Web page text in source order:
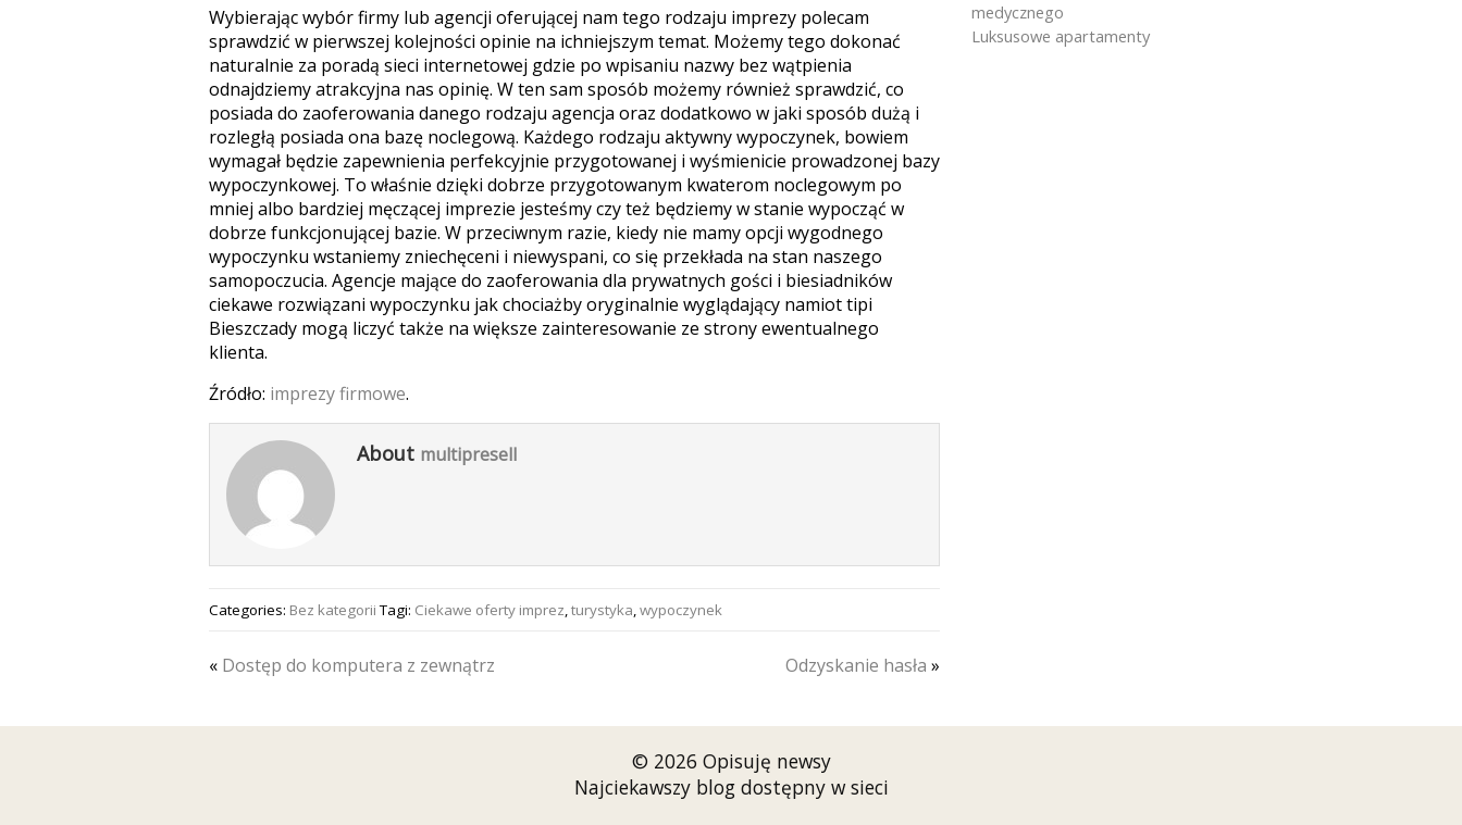
Wybierając wybór firmy lub agencji oferującej nam tego rodzaju imprezy polecam
sprawdzić w pierwszej kolejności opinie na ichniejszym temat. Możemy tego dokonać
naturalnie za poradą sieci internetowej gdzie po wpisaniu nazwy bez wątpienia
odnajdziemy atrakcyjna nas opinię. W ten sam sposób możemy również sprawdzić, co
posiada do zaoferowania danego rodzaju agencja oraz dodatkowo w jaki sposób dużą i
rozległą posiada ona bazę noclegową. Każdego rodzaju aktywny wypoczynek, bowiem
wymagał będzie zapewnienia perfekcyjnie przygotowanej i wyśmienicie prowadzonej bazy
wypoczynkowej. To właśnie dzięki dobrze przygotowanym kwaterom noclegowym po
mniej albo bardziej męczącej imprezie jesteśmy czy też będziemy w stanie wypocząć w
dobrze funkcjonującej bazie. W przeciwnym razie, kiedy nie mamy opcji wygodnego
wypoczynku wstaniemy zniechęceni i niewyspani, co się przekłada na stan naszego
samopoczucia. Agencje mające do zaoferowania dla prywatnych gości i biesiadników
ciekawe rozwiązani wypoczynku jak chociażby oryginalnie wyglądający namiot tipi
Bieszczady mogą liczyć także na większe zainteresowanie ze strony ewentualnego
klienta.
Źródło: imprezy firmowe.
About multipresell
Categories: Bez kategoriiTagi: Ciekawe oferty imprez,turystyka,wypoczynek
« Dostęp do komputera z zewnątrz Odzyskanie hasła »
medycznego
Luksusowe apartamenty
© 2026 Opisuję newsy
Najciekawszy blog dostępny w sieci